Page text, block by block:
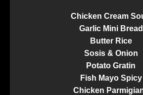
Chicken Cream
Garlic Mini Bread
Butter Rice
Sosis & Onion
Potato Gratin
Fish Mayo Spicy
Chicken